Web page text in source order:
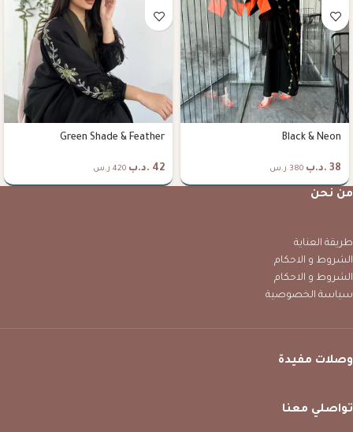
Black & Neon
38 .د.ب 380 ر.س
Green Shade & Feather
42 .د.ب 420 ر.س
من نحن
طريقة العناية
الشروط و الاحكام
الشروط و الاحكام
سياسة الخصوصية
وصلات مفيدة
تواصلي معنا